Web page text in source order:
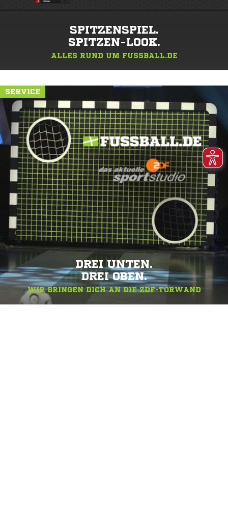
SPITZENSPIEL.
SPITZEN-LOOK.
ALLES RUND UM FUSSBALL.DE
SERVICE
DREI UNTEN.
DREI OBEN.
WIR BRINGEN DICH AN DIE ZDF-TORWAND